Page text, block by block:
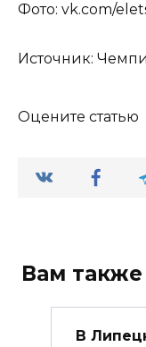
Фото: vk.com/
Источник:
Оцените статью
Вам
В